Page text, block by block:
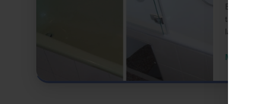
tauschen
langlebig.
Mehr zur